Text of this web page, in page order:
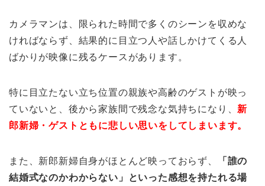
カメラマンは、限られた時間で多くのシーンを収めな
ければならず、結果的に目立つ人や話しかけてくる人
ばかりが映像に残るケースがあります。
特に目立たない立ち位置の親族や高齢のゲストが映っ
ていないと、後から家族間で残念な気持ちになり、 新
郎新婦・ゲストともに悲しい思いをしてしまいます。
また、新郎新婦自身がほとんど映っておらず、
「誰の
結婚式なのかわからない」といった感想を持たれる場